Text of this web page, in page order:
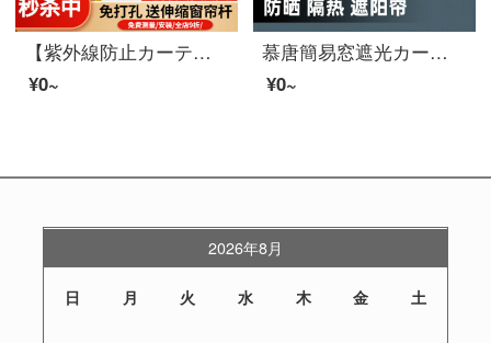
【紫外線防止カーテン＋伸縮棒】夢達レ99%全遮光カーテンノックレス設置寝室仕切りカーテンカーテンカーテンカーテンカーテンカーテンカーテンカーテンカーテンカーテンカーテンカーテンカーテンカーテンカーテンの簡易レンタル部屋の日除けカーテンの連結金：深灰色+黄...
¥0~
慕唐簡易窓遮光カーテン家庭用日よけ神器吸盤式伸縮カーテンベランダ寝室事務室断熱フリーホール夏キッチン日焼け止めシルバーレーザー幅68 CM*高さ125 CM
¥0~
2026年8月
日 月 火 水 木 金 土